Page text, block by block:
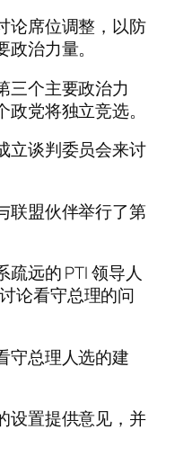
论席位调整，以防
治力量。
三个主要政治力
党将独立竞选。
立谈判委员会来讨
联盟伙伴举行了第
远的 PTI 领导人
论看守总理的问
守总理人选的建
设置提供意见，并